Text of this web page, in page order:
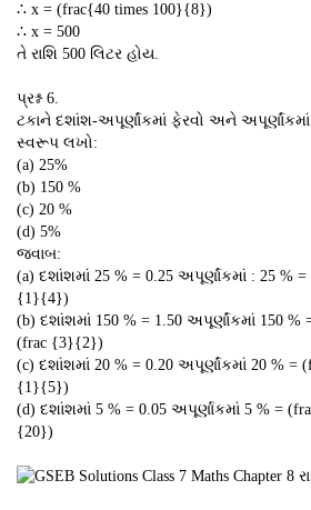
∴ x = (frac{40 times 100}{8})
∴ x = 500
તે રાશિ 500 લિટર હોય.
પ્રશ્ન 6.
ટકાને દશાંશ-અપૂર્ણાંકમાં ફેરવો અને અપૂર્ણાંકમાં
સ્વરૂપ લખો:
(a) 25%
(b) 150 %
(c) 20 %
(d) 5%
જવાબ:
(a) દશાંશમાં 25 % = 0.25 અપૂર્ણાંકમાં : 25 %
{1}{4})
(b) દશાંશમાં 150 % = 1.50 અપૂર્ણાંકમાં 150
(frac {3}{2})
(c) દશાંશમાં 20 % = 0.20 અપૂર્ણાંકમાં 20 % =
{1}{5})
(d) દશાંશમાં 5 % = 0.05 અપૂર્ણાકમાં 5 % =
{20})